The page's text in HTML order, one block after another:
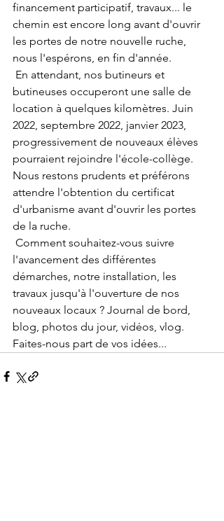
financement participatif, travaux... le
chemin est encore long avant d'ouvrir
les portes de notre nouvelle ruche,
nous l'espérons, en fin d'année.
butineuses occuperont une salle de
location à quelques kilomètres. Juin
2022, septembre 2022, janvier 2023,
progressivement de nouveaux élèves
pourraient rejoindre l'école-collège.
Nous restons prudents et préférons
attendre l'obtention du certificat
d'urbanisme avant d'ouvrir les portes
de la ruche.
l'avancement des différentes
démarches, notre installation, les
travaux jusqu'à l'ouverture de nos
nouveaux locaux ? Journal de bord,
blog, photos du jour, vidéos, vlog.
Faites-nous part de vos idées...